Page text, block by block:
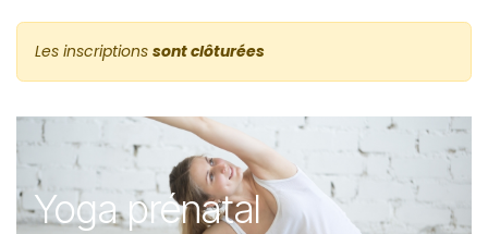
Les inscriptions sont clôturées
Yoga prénatal